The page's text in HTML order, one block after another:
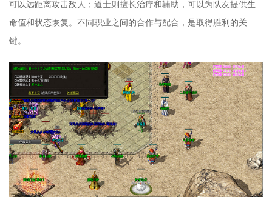
可以远距离攻击敌人；道士则擅长治疗和辅助，可以为队友提供生
命值和状态恢复。不同职业之间的合作与配合，是取得胜利的关
键。